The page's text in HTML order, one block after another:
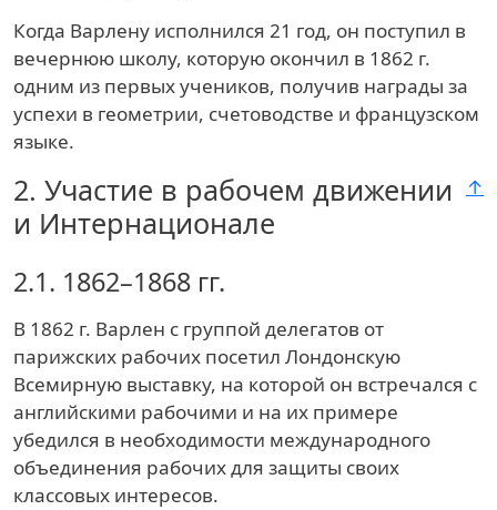
Когда Варлену исполнился 21 год, он поступил в
вечернюю школу, которую окончил в 1862 г.
одним из первых учеников, получив награды за
успехи в геометрии, счетоводстве и французском
языке.
↑
2. Участие в рабочем движении
и Интернационале
2.1. 1862–1868 гг.
В 1862 г. Варлен с группой делегатов от
парижских рабочих посетил Лондонскую
Всемирную выставку, на которой он встречался с
английскими рабочими и на их примере
убедился в необходимости международного
объединения рабочих для защиты своих
классовых интересов.